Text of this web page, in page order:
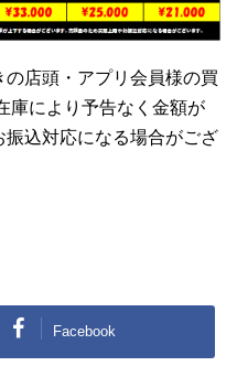
店頭・アプリ会員様の買
庫により予告なく金額が
振込対応になる場合がござ
Facebook